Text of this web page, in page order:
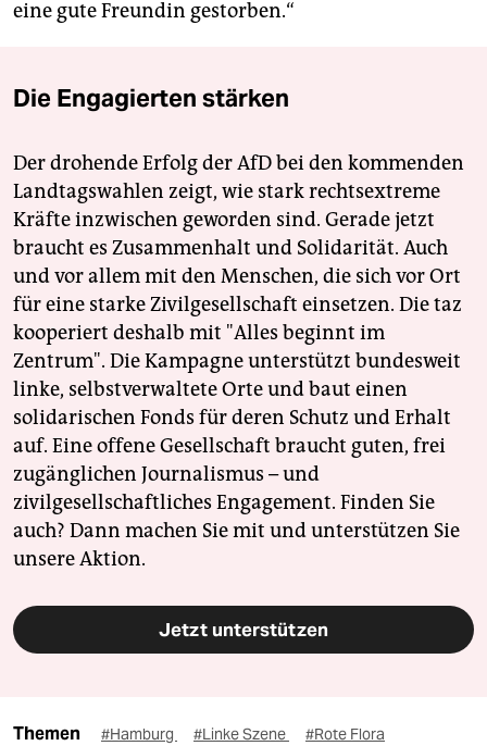
eine gute Freundin gestorben.“
Die Engagierten stärken
Der drohende Erfolg der AfD bei den kommenden
Landtagswahlen zeigt, wie stark rechtsextreme
Kräfte inzwischen geworden sind. Gerade jetzt
braucht es Zusammenhalt und Solidarität. Auch
und vor allem mit den Menschen, die sich vor Ort
für eine starke Zivilgesellschaft einsetzen. Die taz
kooperiert deshalb mit "Alles beginnt im
Zentrum". Die Kampagne unterstützt bundesweit
linke, selbstverwaltete Orte und baut einen
solidarischen Fonds für deren Schutz und Erhalt
auf. Eine offene Gesellschaft braucht guten, frei
zugänglichen Journalismus – und
zivilgesellschaftliches Engagement. Finden Sie
auch? Dann machen Sie mit und unterstützen Sie
unsere Aktion.
Jetzt unterstützen
Themen #Hamburg #Linke Szene #Rote Flora